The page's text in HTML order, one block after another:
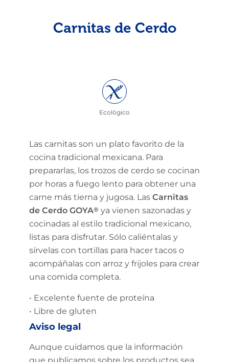
Carnitas de Cerdo
Ecológico
Las carnitas son un plato favorito de la
cocina tradicional mexicana. Para
prepararlas, los trozos de cerdo se cocinan
por horas a fuego lento para obtener una
carne más tierna y jugosa. Las Carnitas
de Cerdo GOYA® ya vienen sazonadas y
cocinadas al estilo tradicional mexicano,
listas para disfrutar. Sólo caliéntalas y
sírvelas con tortillas para hacer tacos o
acompáñalas con arroz y frijoles para crear
una comida completa.
• Excelente fuente de proteína
• Libre de gluten
Aviso legal
Aunque cuidamos que la información